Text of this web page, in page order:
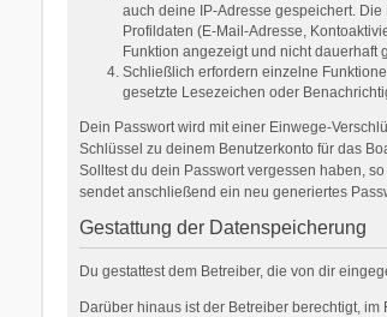
auch deine IP-Adresse gespeichert.
Profildaten (E-Mail-Adresse,
Funktion angezeigt und nicht dauerhaft
Schließlich erfordern einzelne
gesetzte Lesezeichen oder
Dein Passwort wird mit einer Einwege-
Schlüssel zu deinem Benutzerkonto für das
Solltest du dein Passwort vergessen haben,
sendet anschließend ein neu generiertes
Gestattung der Datenspeicherung
Du gestattest dem Betreiber, die von dir
Darüber hinaus ist der Betreiber berechtigt,